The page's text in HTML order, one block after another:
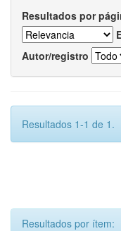
Resultados por
Autor/registro
Resultados 1-1 de 1.
Resultados por ítem: